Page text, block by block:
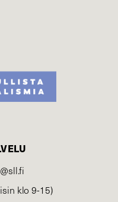
klo 9-15)